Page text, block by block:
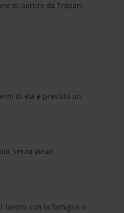
di partire da Trapani,
di età è previsto un
senza alcun
lavoro, con la famiglia o